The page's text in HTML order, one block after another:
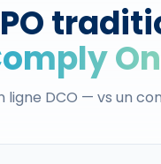
ligne DCO — vs un